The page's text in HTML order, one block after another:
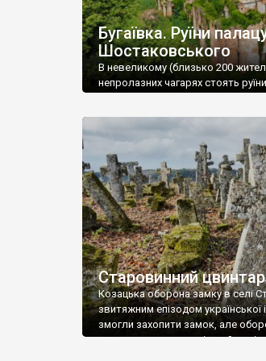
Бугаївка. Руїни
Шостаковського
В невеликому (близько 200
непролазних чагарях стоять
потім клуб, ще пізніше –
століття тут розмістили
палацу виїхала лікарня – ми
Старовинний цвинтар
Козацька оборона замку в селі
звитяжним епізодом української
змогли захопити замок, але
поховали на цвинтарі, який тоді